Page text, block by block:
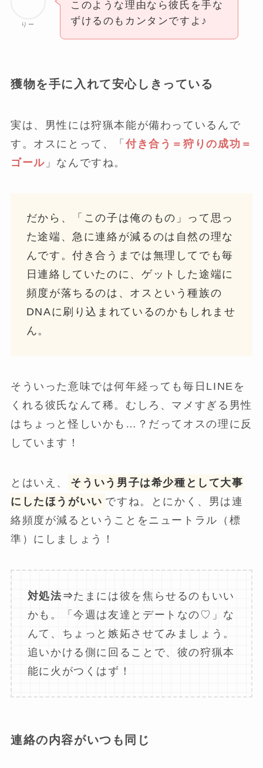
りー
このような理由なら彼氏を手な
ずけるのもカンタンですよ♪
獲物を手に入れて安心しきっている
実は、男性には狩猟本能が備わっているんで
す。オスにとって、「付き合う＝狩りの成功＝
ゴール 」なんですね。
だから、「この子は俺のもの」って思っ
た途端、急に連絡が減るのは自然の理な
んです。付き合うまでは無理してでも毎
日連絡していたのに、ゲットした途端に
頻度が落ちるのは、オスという種族の
DNAに刷り込まれているのかもしれませ
ん。
そういった意味では何年経っても毎日LINEを
くれる彼氏なんて稀。むしろ、マメすぎる男性
はちょっと怪しいかも…？だってオスの理に反
しています！
とはいえ、
そういう男子は希少種として大事
にしたほうがいい ですね。とにかく、男は連
絡頻度が減るということをニュートラル（標
準）にしましょう！
対処法⇒たまには彼を焦らせるのもいい
かも。「今週は友達とデートなの♡」な
んて、ちょっと嫉妬させてみましょう。
追いかける側に回ることで、彼の狩猟本
能に火がつくはず！
連絡の内容がいつも同じ